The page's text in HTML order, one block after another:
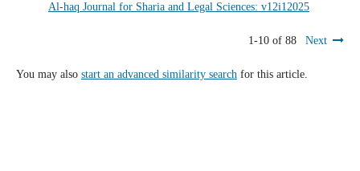
Al-haq Journal for Sharia and Legal Sciences: v12i12025
1-10 of 88 Next
You may also start an advanced similarity searchfor this article.